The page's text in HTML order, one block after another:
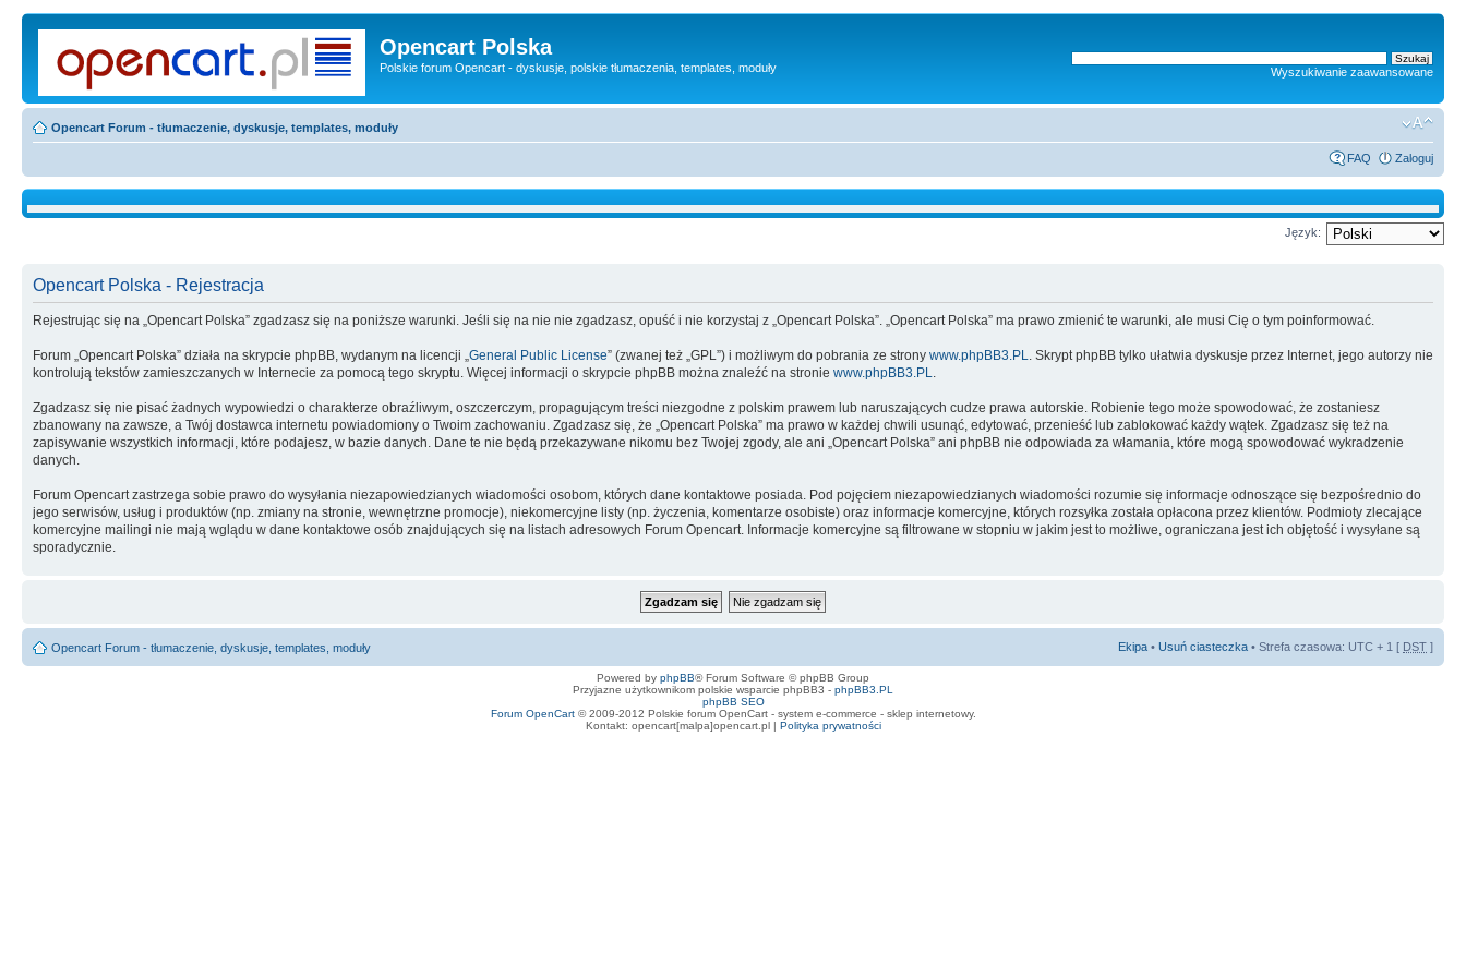
Opencart Polska
Polskie forum Opencart - dyskusje, polskie tłumaczenia, templates, moduły Wyszukiwanie zaawansowane
Opencart Forum - tłumaczenie, dyskusje, templates, moduły
FAQ Zaloguj
Język:
Opencart Polska - Rejestracja
Rejestrując się na „Opencart Polska” zgadzasz się na poniższe warunki. Jeśli się na nie nie zgadzasz, opuść i nie korzystaj z „Opencart Polska”. „Opencart Polska” ma prawo zmienić te warunki, ale musi Cię o tym poinformować.
Forum „Opencart Polska” działa na skrypcie phpBB, wydanym na licencji „ General Public License” (zwanej też „GPL”) i możliwym do pobrania ze strony www.phpBB3.PL
. Skrypt phpBB tylko ułatwia dyskusje przez Internet, jego autorzy nie
kontrolują tekstów zamieszczanych w Internecie za pomocą tego skryptu. Więcej informacji o skrypcie phpBB można znaleźć na stronie www.phpBB3.PL
Zgadzasz się nie pisać żadnych wypowiedzi o charakterze obraźliwym, oszczerczym, propagującym treści niezgodne z polskim prawem lub naruszających cudze prawa autorskie. Robienie tego może spowodować, że zostaniesz
zbanowany na zawsze, a Twój dostawca internetu powiadomiony o Twoim zachowaniu. Zgadzasz się, że „Opencart Polska” ma prawo w każdej chwili usunąć, edytować, przenieść lub zablokować każdy wątek. Zgadzasz się też na
zapisywanie wszystkich informacji, które podajesz, w bazie danych. Dane te nie będą przekazywane nikomu bez Twojej zgody, ale ani „Opencart Polska” ani phpBB nie odpowiada za włamania, które mogą spowodować wykradzenie
danych.
Forum Opencart zastrzega sobie prawo do wysyłania niezapowiedzianych wiadomości osobom, których dane kontaktowe posiada. Pod pojęciem niezapowiedzianych wiadomości rozumie się informacje odnoszące się bezpośrednio do
jego serwisów, usług i produktów (np. zmiany na stronie, wewnętrzne promocje), niekomercyjne listy (np. życzenia, komentarze osobiste) oraz informacje komercyjne, których rozsyłka została opłacona przez klientów. Podmioty zlecające
komercyjne mailingi nie mają wglądu w dane kontaktowe osób znajdujących się na listach adresowych Forum Opencart. Informacje komercyjne są filtrowane w stopniu w jakim jest to możliwe, ograniczana jest ich objętość i wysyłane są
sporadycznie.
Opencart Forum - tłumaczenie, dyskusje, templates, moduły Ekipa • Usuń ciasteczka • Strefa czasowa: UTC + 1 [ DST ]
Powered by phpBB® Forum Software © phpBB Group
Przyjazne użytkownikom polskie wsparcie phpBB3 - phpBB3.PL
phpBB SEO
Forum OpenCart© 2009-2012 Polskie forum OpenCart - system e-commerce - sklep internetowy.
Kontakt: opencart[malpa]opencart.pl | Polityka prywatności